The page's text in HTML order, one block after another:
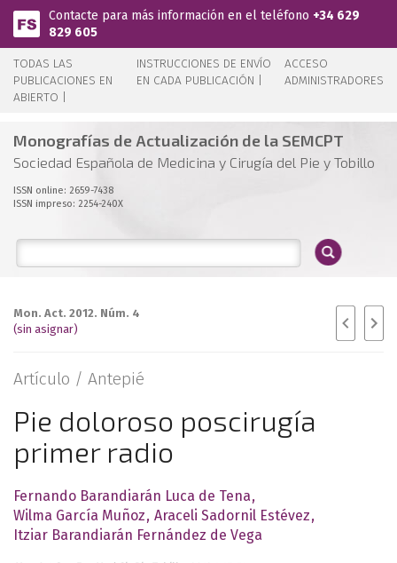
Pasar al contenido principal
Contacte para más información en el teléfono +34 629
829 605
TODAS LAS
PUBLICACIONES EN
ABIERTO |
INSTRUCCIONES DE ENVÍO
EN CADA PUBLICACIÓN |
ACCESO
ADMINISTRADORES
Monografías de Actualización de la SEMCPT
Sociedad Española de Medicina y Cirugía del Pie y Tobillo
ISSN online: 2659-7438
ISSN impreso: 2254-240X
Mon. Act. 2012. Núm. 4
(sin asignar)
Artículo / Antepié
Pie doloroso poscirugía
primer radio
Fernando Barandiarán Luca de Tena
Wilma García Muñoz Araceli Sadornil Estévez
Itziar Barandiarán Fernández de Vega